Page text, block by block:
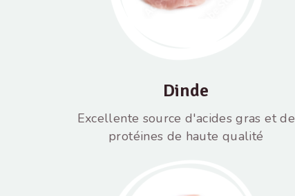
Dinde
Excellente source d'acides gras et de
protéines de haute qualité